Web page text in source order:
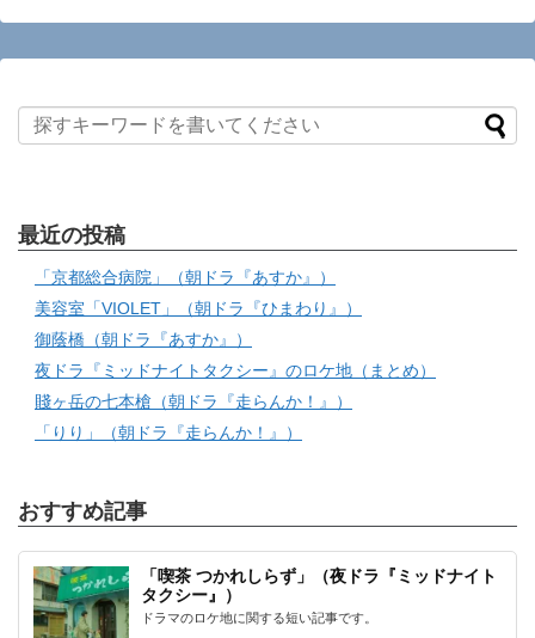
最近の投稿
「京都総合病院」（朝ドラ『あすか』）
美容室「VIOLET」（朝ドラ『ひまわり』）
御蔭橋（朝ドラ『あすか』）
夜ドラ『ミッドナイトタクシー』のロケ地（まとめ）
賤ヶ岳の七本槍（朝ドラ『走らんか！』）
「りり」（朝ドラ『走らんか！』）
おすすめ記事
「喫茶 つかれしらず」（夜ドラ『ミッドナイト
タクシー』）
ドラマのロケ地に関する短い記事です。